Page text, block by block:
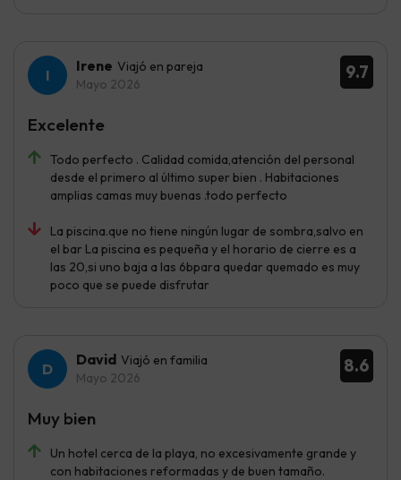
9.7
Irene Viajó en pareja
Mayo 2026
Todo perfecto . Calidad comida,atención del personal
desde el primero al último super bien . Habitaciones
amplias camas muy buenas .todo perfecto
La piscina.que no tiene ningún lugar de sombra,salvo en
el bar La piscina es pequeña y el horario de cierre es a
las 20,si uno baja a las 6bpara quedar quemado es muy
poco que se puede disfrutar
Excelente
8.6
David Viajó en familia
Mayo 2026
Un hotel cerca de la playa, no excesivamente grande y
con habitaciones reformadas y de buen tamaño.
Muy bien